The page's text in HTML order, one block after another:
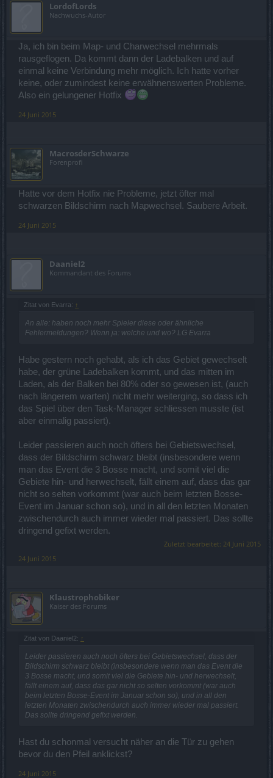
LordofLords
Nachwuchs-Autor
Ja, ich bin beim Map- und Charwechsel mehrmals
rausgeflogen. Da kommt dann der Ladebalken und auf
einmal keine Verbindung mehr möglich. Ich hatte vorher
keine, oder zumindest keine erwähnenswerten Probleme.
Also ein gelungener Hotfix
24 Juni 2015
MacrosderSchwarze
Forenprofi
Hatte vor dem Hotfix nie Probleme, jetzt öfter mal
schwarzen Bildschirm nach Mapwechsel. Saubere Arbeit.
24 Juni 2015
Daaniel2
Kommandant des Forums
Zitat von Evarra: ↑
An alle: haben noch mehr Spieler diese oder ähnliche
Fehlermeldungen? Wenn ja: welche und wo? LG Evarra
Habe gestern noch gehabt, als ich das Gebiet gewechselt
habe, der grüne Ladebalken kommt, und das mitten im
Laden, als der Balken bei 80% oder so gewesen ist, (auch
nach längerem warten) nicht mehr weiterging, so dass ich
das Spiel über den Task-Manager schliessen musste (ist
aber einmalig passiert).
Leider passieren auch noch öfters bei Gebietswechsel,
dass der Bildschirm schwarz bleibt (insbesondere wenn
man das Event die 3 Bosse macht, und somit viel die
Gebiete hin- und herwechselt, fällt einem auf, dass das gar
nicht so selten vorkommt (war auch beim letzten Bosse-
Event im Januar schon so), und in all den letzten Monaten
zwischendurch auch immer wieder mal passiert. Das sollte
dringend gefixt werden.
Zuletzt bearbeitet: 24 Juni 2015
24 Juni 2015
Klaustrophobiker
Kaiser des Forums
Zitat von Daaniel2: ↑
Leider passieren auch noch öfters bei Gebietswechsel, dass der
Bildschirm schwarz bleibt (insbesondere wenn man das Event die
3 Bosse macht, und somit viel die Gebiete hin- und herwechselt,
fällt einem auf, dass das gar nicht so selten vorkommt (war auch
beim letzten Bosse-Event im Januar schon so), und in all den
letzten Monaten zwischendurch auch immer wieder mal passiert.
Das sollte dringend gefixt werden.
Hast du schonmal versucht näher an die Tür zu gehen
bevor du den Pfeil anklickst?
24 Juni 2015